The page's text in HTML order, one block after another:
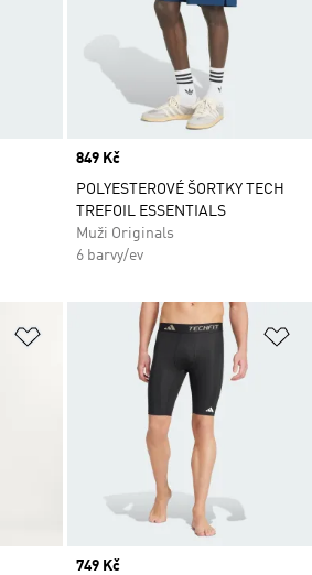
Price
849 Kč
POLYESTEROVÉ ŠORTKY TECH
TREFOIL ESSENTIALS
Muži Originals
6 barvy/ev
Přidat do seznamu přání
Price
749 Kč